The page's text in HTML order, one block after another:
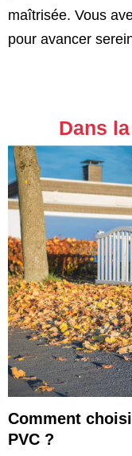
maîtrisée. Vous
pour avancer
Dans
Comment
PVC ?